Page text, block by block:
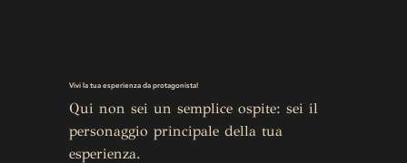
Vivi la tua esperienza da protagonista!
Qui non sei un semplice ospite: sei il
personaggio principale della tua
esperienza.